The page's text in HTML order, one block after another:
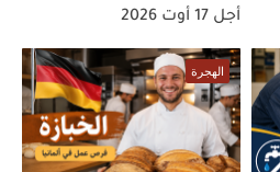
أجل 17 أوت 2026
الهجرة